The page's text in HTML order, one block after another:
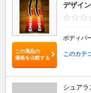
この商品の
価格を比較する
デザイ
ボディパ
このカテ
シュアラ